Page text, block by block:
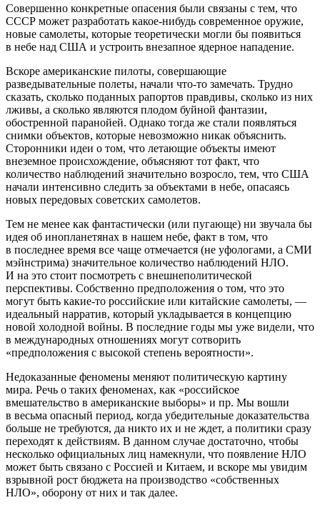
Совершенно конкретные опасения были связаны с тем, что
СССР может разработать какое-нибудь современное оружие,
новые самолеты, которые теоретически могли бы появиться
в небе над США и устроить внезапное ядерное нападение.
Вскоре американские пилоты, совершающие
разведывательные полеты, начали что-то замечать. Трудно
сказать, сколько поданных рапортов правдивы, сколько из них
лживы, а сколько являются плодом буйной фантазии,
обостренной паранойей. Однако тогда же стали появляться
снимки объектов, которые невозможно никак объяснить.
Сторонники идеи о том, что летающие объекты имеют
внеземное происхождение, объясняют тот факт, что
количество наблюдений значительно возросло, тем, что США
начали интенсивно следить за объектами в небе, опасаясь
новых передовых советских самолетов.
Тем не менее как фантастически (или пугающе) ни звучала бы
идея об инопланетянах в нашем небе, факт в том, что
в последнее время все чаще отмечается (не уфологами, а СМИ
мэйнстрима) значительное количество наблюдений НЛО.
И на это стоит посмотреть с внешнеполитической
перспективы. Собственно предположения о том, что это
могут быть какие-то российские или китайские самолеты, —
идеальный нарратив, который укладывается в концепцию
новой холодной войны. В последние годы мы уже видели, что
в международных отношениях могут сотворить
«предположения с высокой степень вероятности».
Недоказанные феномены меняют политическую картину
мира. Речь о таких феноменах, как «российское
вмешательство в американские выборы» и пр. Мы вошли
в весьма опасный период, когда убедительные доказательства
больше не требуются, да никто их и не ждет, а политики сразу
переходят к действиям. В данном случае достаточно, чтобы
несколько официальных лиц намекнули, что появление НЛО
может быть связано с Россией и Китаем, и вскоре мы увидим
взрывной рост бюджета на производство «собственных
НЛО», оборону от них и так далее.